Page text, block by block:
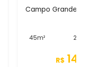
Campo Grande,
45m² 2
R$